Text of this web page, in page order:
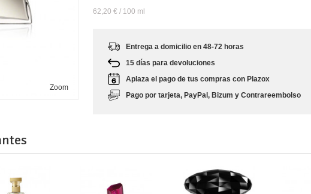
Zoom
62,20 €/ 100 ml
Entrega a domicilio en 48-72 horas
15 días para devoluciones
Aplaza el pago de tus compras con Plazox
Pago por tarjeta, PayPal, Bizum y Contrareembolso